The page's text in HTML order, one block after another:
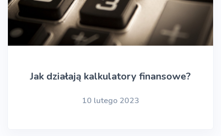
Jak działają kalkulatory finansowe?
10 lutego 2023